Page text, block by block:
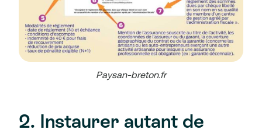
Paysan-breton.fr
2. Instaurer autant de